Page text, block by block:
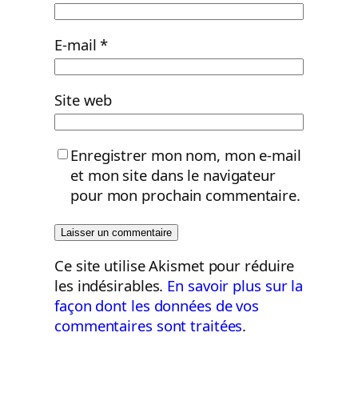
E-mail*
Site web
Enregistrer mon nom, mon e-mail
et mon site dans le navigateur
pour mon prochain commentaire.
Ce site utilise Akismet pour réduire
les indésirables. En savoir plus sur la
façon dont les données de vos
commentaires sont traitées.